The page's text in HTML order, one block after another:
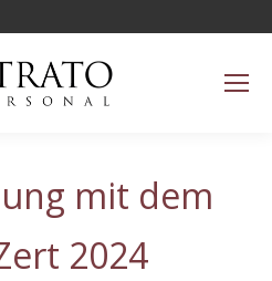
mit dem
2024